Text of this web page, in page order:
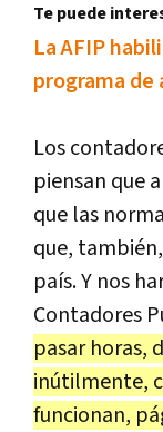
Te puede
La AFIP
programa de
Los
piensan que
que las
que,
país. Y nos
Contadores
pasar horas,
inútilmente,
funcionan,